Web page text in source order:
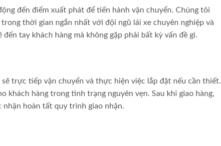
đến điểm xuất phát để tiến hành vận chuyển. Chúng tôi
thời gian ngắn nhất với đội ngũ lái xe chuyên nghiệp và
tay khách hàng mà không gặp phải bất kỳ vấn đề gì.
trực tiếp vận chuyển và thực hiện việc lắp đặt nếu cần thiết.
khách hàng trong tình trạng nguyên vẹn. Sau khi giao hàng,
nhận hoàn tất quy trình giao nhận.